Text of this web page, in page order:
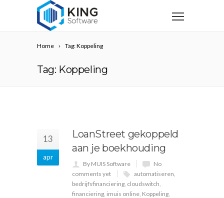
Home Tag: Koppeling
Tag: Koppeling
13
apr
LoanStreet gekoppeld
aan je boekhouding
By MUIS Software
No
comments yet
automatiseren,
bedrijfsfinanciering, cloudswitch,
financiering, imuis online, Koppeling,